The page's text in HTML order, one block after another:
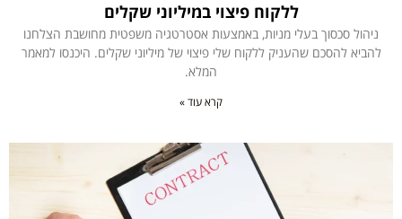
ללקוח פיצוי במיליוני שקלים
ניהול סכסוך בעלי מניות, באמצעות אסטרטגיה משפטית מחושבת הצלחנו
להביא להסכם שהעניק ללקוח שלי פיצוי של מיליוני שקלים. היכנסו למאמר
המלא.
קרא עוד »